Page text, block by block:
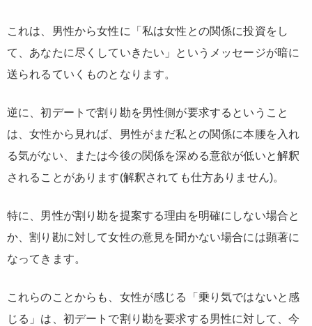
これは、男性から女性に「私は女性との関係に投資をし
て、あなたに尽くしていきたい」というメッセージが暗に
送られるていくものとなります。
逆に、初デートで割り勘を男性側が要求するということ
は、女性から見れば、男性がまだ私との関係に本腰を入れ
る気がない、または今後の関係を深める意欲が低いと解釈
されることがあります(解釈されても仕方ありません)。
特に、男性が割り勘を提案する理由を明確にしない場合と
か、割り勘に対して女性の意見を聞かない場合には顕著に
なってきます。
これらのことからも、女性が感じる「乗り気ではないと感
じる」は、初デートで割り勘を要求する男性に対して、今